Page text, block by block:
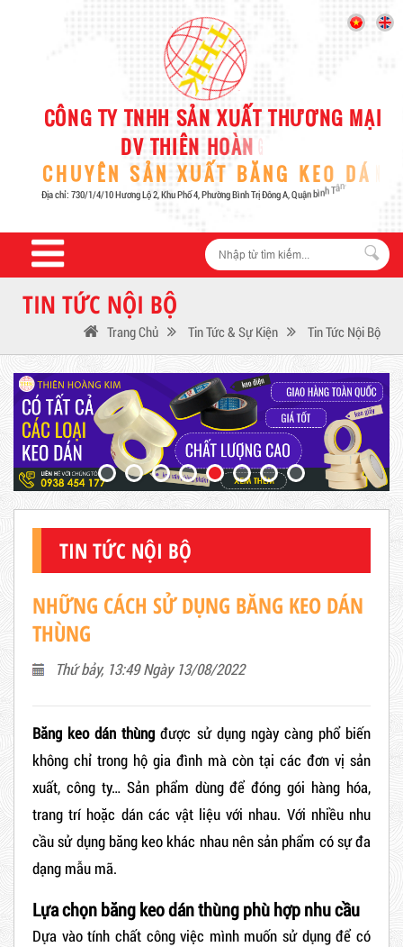
TIN TỨC NỘI BỘ
Trang Chủ Tin Tức & Sự Kiện Tin Tức Nội Bộ
TIN TỨC NỘI BỘ
NHỮNG CÁCH SỬ DỤNG BĂNG KEO DÁN
THÙNG
Thứ bảy, 13:49 Ngày 13/08/2022
Băng keo dán thùng được sử dụng ngày càng phổ biến
không chỉ trong hộ gia đình mà còn tại các đơn vị sản
xuất, công ty… Sản phẩm dùng để đóng gói hàng hóa,
trang trí hoặc dán các vật liệu với nhau. Với nhiều nhu
cầu sử dụng băng keo khác nhau nên sản phẩm có sự đa
dạng mẫu mã.
Lựa chọn băng keo dán thùng phù hợp nhu cầu
Dựa vào tính chất công việc mình muốn sử dụng để có